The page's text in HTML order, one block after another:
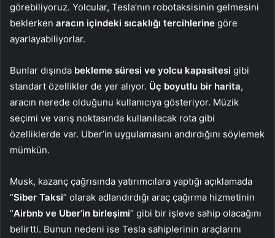
görebiliyoruz. Yolcular, Tesla’nın robotaksisinin gelmesini
beklerken aracın içindeki sıcaklığı tercihlerine göre
ayarlayabiliyorlar.
Bunlar dışında bekleme süresi ve yolcu kapasitesi gibi
standart özellikler de yer alıyor. Üç boyutlu bir harita,
aracın nerede olduğunu kullanıcıya gösteriyor. Müzik
seçimi ve varış noktasında kullanılacak rota gibi
özelliklerde var. Uber’in uygulamasını andırdığını söylemek
mümkün.
Musk, kazanç çağrısında yatırımcılara yaptığı açıklamada
“Siber Taksi” olarak adlandırdığı araç çağırma hizmetinin
“Airbnb ve Uber’in birleşimi” gibi bir işleve sahip olacağını
belirtti. Bunun nedeni ise Tesla sahiplerinin araçlarını